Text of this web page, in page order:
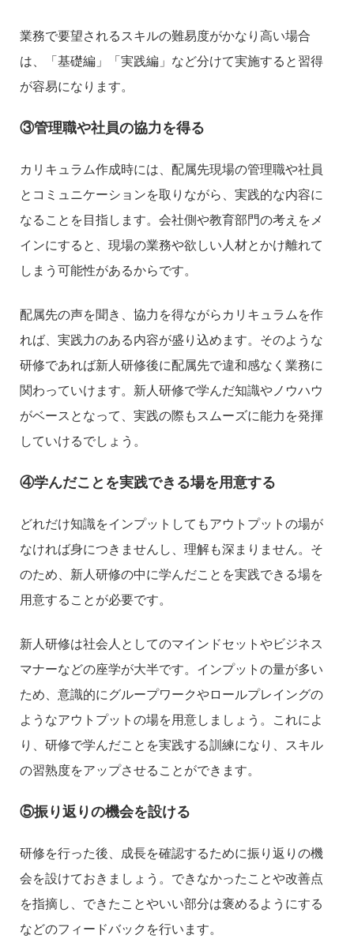
業務で要望されるスキルの難易度がかなり高い場合
は、「基礎編」「実践編」など分けて実施すると習得
が容易になります。
③管理職や社員の協力を得る
カリキュラム作成時には、配属先現場の管理職や社員
とコミュニケーションを取りながら、実践的な内容に
なることを目指します。会社側や教育部門の考えをメ
インにすると、現場の業務や欲しい人材とかけ離れて
しまう可能性があるからです。
配属先の声を聞き、協力を得ながらカリキュラムを作
れば、実践力のある内容が盛り込めます。そのような
研修であれば新人研修後に配属先で違和感なく業務に
関わっていけます。新人研修で学んだ知識やノウハウ
がベースとなって、実践の際もスムーズに能力を発揮
していけるでしょう。
④学んだことを実践できる場を用意する
どれだけ知識をインプットしてもアウトプットの場が
なければ身につきませんし、理解も深まりません。そ
のため、新人研修の中に学んだことを実践できる場を
用意することが必要です。
新人研修は社会人としてのマインドセットやビジネス
マナーなどの座学が大半です。インプットの量が多い
ため、意識的にグループワークやロールプレイングの
ようなアウトプットの場を用意しましょう。これによ
り、研修で学んだことを実践する訓練になり、スキル
の習熟度をアップさせることができます。
⑤振り返りの機会を設ける
研修を行った後、成長を確認するために振り返りの機
会を設けておきましょう。できなかったことや改善点
を指摘し、できたことやいい部分は褒めるようにする
などのフィードバックを行います。